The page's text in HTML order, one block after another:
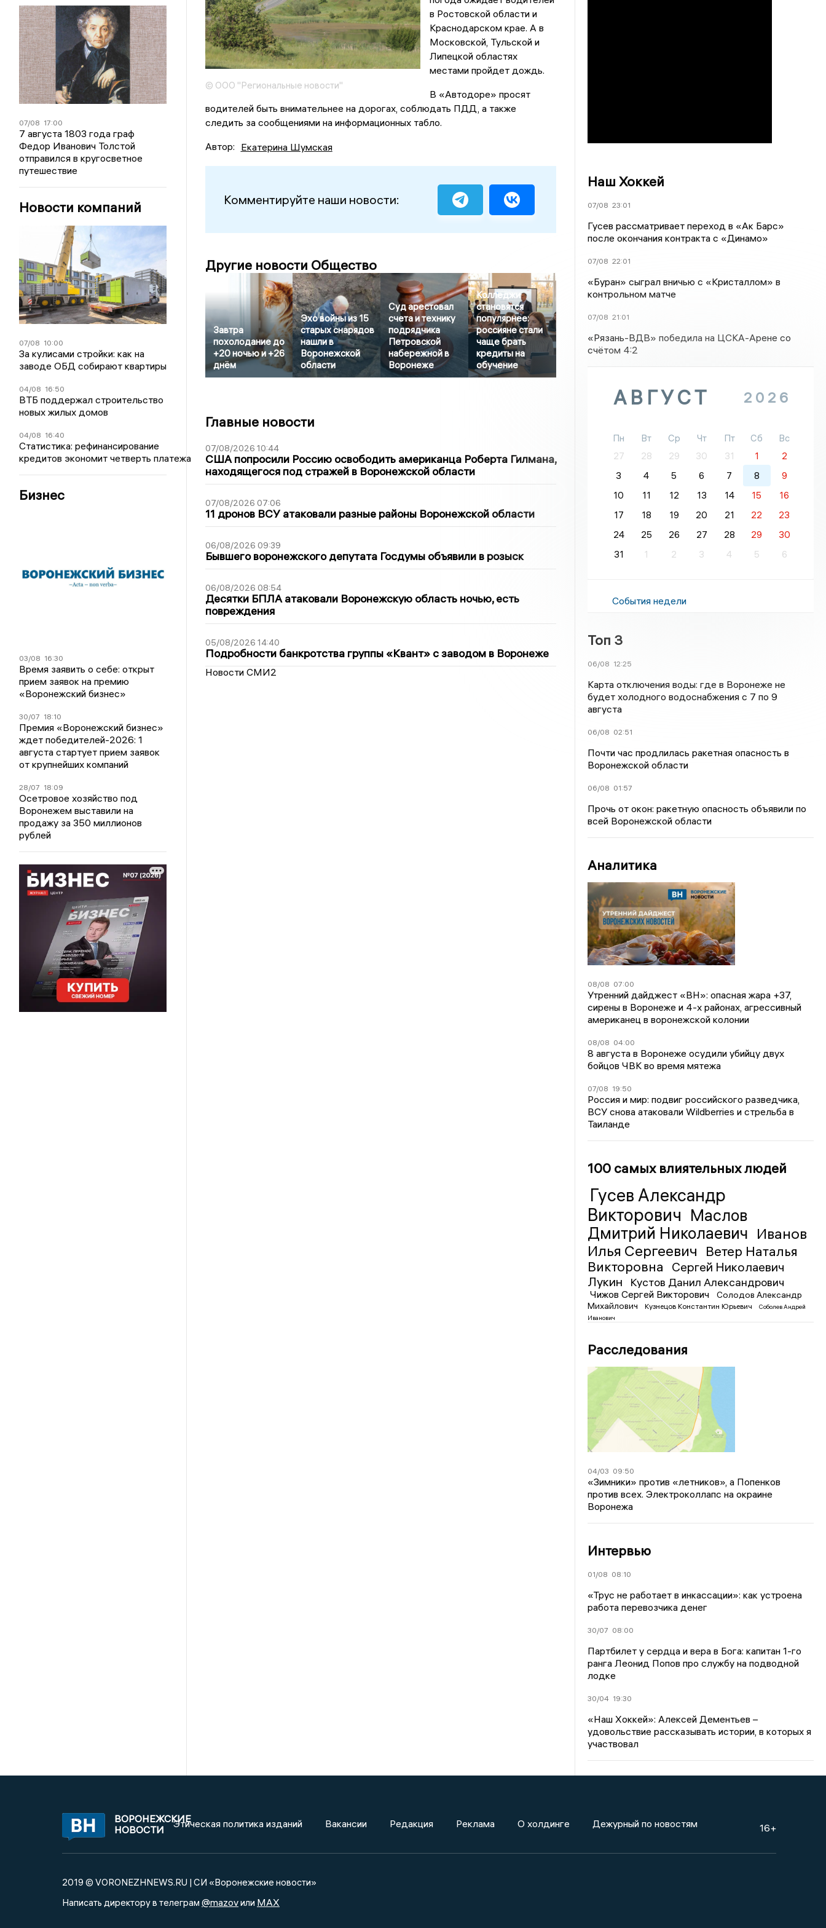
07/08 17:00
7 августа 1803 года граф
Федор Иванович Толстой
отправился в кругосветное
путешествие
Новости компаний
07/08 10:00
За кулисами стройки: как на
заводе ОБД собирают квартиры
04/08 16:50
ВТБ поддержал строительство
новых жилых домов
04/08 16:40
Статистика: рефинансирование
кредитов экономит четверть платежа
Бизнес
03/08 16:30
Время заявить о себе: открыт
прием заявок на премию
«Воронежский бизнес»
30/07 18:10
Премия «Воронежский бизнес»
ждет победителей-2026: 1
августа стартует прием заявок
от крупнейших компаний
28/07 18:09
Осетровое хозяйство под
Воронежем выставили на
продажу за 350 миллионов
рублей
© ООО "Региональные новости"
в Ростовской области и
Краснодарском крае. А в
Московской, Тульской и
Липецкой областях
местами пройдет дождь.
В «Автодоре» просят
водителей быть внимательнее на дорогах, соблюдать ПДД, а также
следить за сообщениями на информационных табло.
Автор: Екатерина Шумская
Комментируйте наши новости:
Другие новости Общество
Завтра
похолодание до
+20 ночью и +26
днём
Эхо войны из 15
старых снарядов
нашли в
Воронежской
области
Суд арестовал
счета и технику
подрядчика
Петровской
набережной в
Воронеже
Колледжи
становятся
популярнее:
россияне стали
чаще брать
кредиты на
обучение
Главные новости
07/08/2026 10:44
США попросили Россию освободить американца Роберта Гилмана,
находящегося под стражей в Воронежской области
07/08/2026 07:06
11 дронов ВСУ атаковали разные районы Воронежской области
06/08/2026 09:39
Бывшего воронежского депутата Госдумы объявили в розыск
06/08/2026 08:54
Десятки БПЛА атаковали Воронежскую область ночью, есть
повреждения
05/08/2026 14:40
Подробности банкротства группы «Квант» с заводом в Воронеже
Новости СМИ2
Наш Хоккей
07/08 23:01
Гусев рассматривает переход в «Ак Барс»
после окончания контракта с «Динамо»
07/08 22:01
«Буран» сыграл вничью с «Кристаллом» в
контрольном матче
07/08 21:01
«Рязань-ВДВ» победила на ЦСКА-Арене со
счётом 4:2
АВГУСТ 2026
Пн Вт Ср Чт Пт Сб
Вс
27
28 29 30 31 1
2
3
4 5 6 7 8
9
10
11 12 13 14 15
16
17
18 19 20 21 22
23
24
25 26 27 28 29
30
31
1 2 3 4 5 6
События недели
Топ 3
06/08 12:25
Карта отключения воды: где в Воронеже не
будет холодного водоснабжения с 7 по 9
августа
06/08 02:51
Почти час продлилась ракетная опасность в
Воронежской области
06/08 01:57
Прочь от окон: ракетную опасность объявили по
всей Воронежской области
Аналитика
08/08 07:00
Утренний дайджест «ВН»: опасная жара +37,
сирены в Воронеже и 4-х районах, агрессивный
американец в воронежской колонии
08/08 04:00
8 августа в Воронеже осудили убийцу двух
бойцов ЧВК во время мятежа
07/08 19:50
Россия и мир: подвиг российского разведчика,
ВСУ снова атаковали Wildberries и стрельба в
Таиланде
100 самых влиятельных людей
Гусев Александр
Викторович Маслов
Дмитрий Николаевич Иванов
Илья Сергеевич
Ветер Наталья
Викторовна
Сергей Николаевич
Лукин
Кустов Данил Александрович
Чижов Сергей Викторович
Солодов Александр
Михайлович
Кузнецов Константин Юрьевич
Соболев Андрей
Иванович
Расследования
04/03 09:50
«Зимники» против «летников», а Попенков
против всех. Электроколлапс на окраине
Воронежа
Интервью
01/08 08:10
«Трус не работает в инкассации»: как устроена
работа перевозчика денег
30/07 08:00
Партбилет у сердца и вера в Бога: капитан 1-го
ранга Леонид Попов про службу на подводной
лодке
30/04 19:30
«Наш Хоккей»: Алексей Дементьев –
удовольствие рассказывать истории, в которых я
участвовал
ВОРОНЕЖСКИЕ
НОВОСТИ
Этическая политика изданий Вакансии Редакция Реклама О холдинге Дежурный по новостям 16+
2019 © VORONEZHNEWS.RU | СИ «Воронежские новости»
Написать директору в телеграм @mazovили MAX